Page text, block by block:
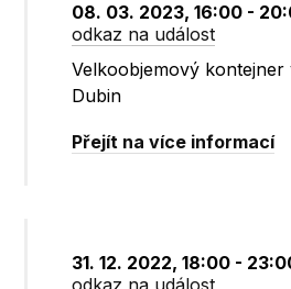
08. 03. 2023, 16:00 -
odkaz na událost
Velkoobjemový kontejner
Dubin
Přejít na více informací
31. 12. 2022, 18:00 -
odkaz na událost